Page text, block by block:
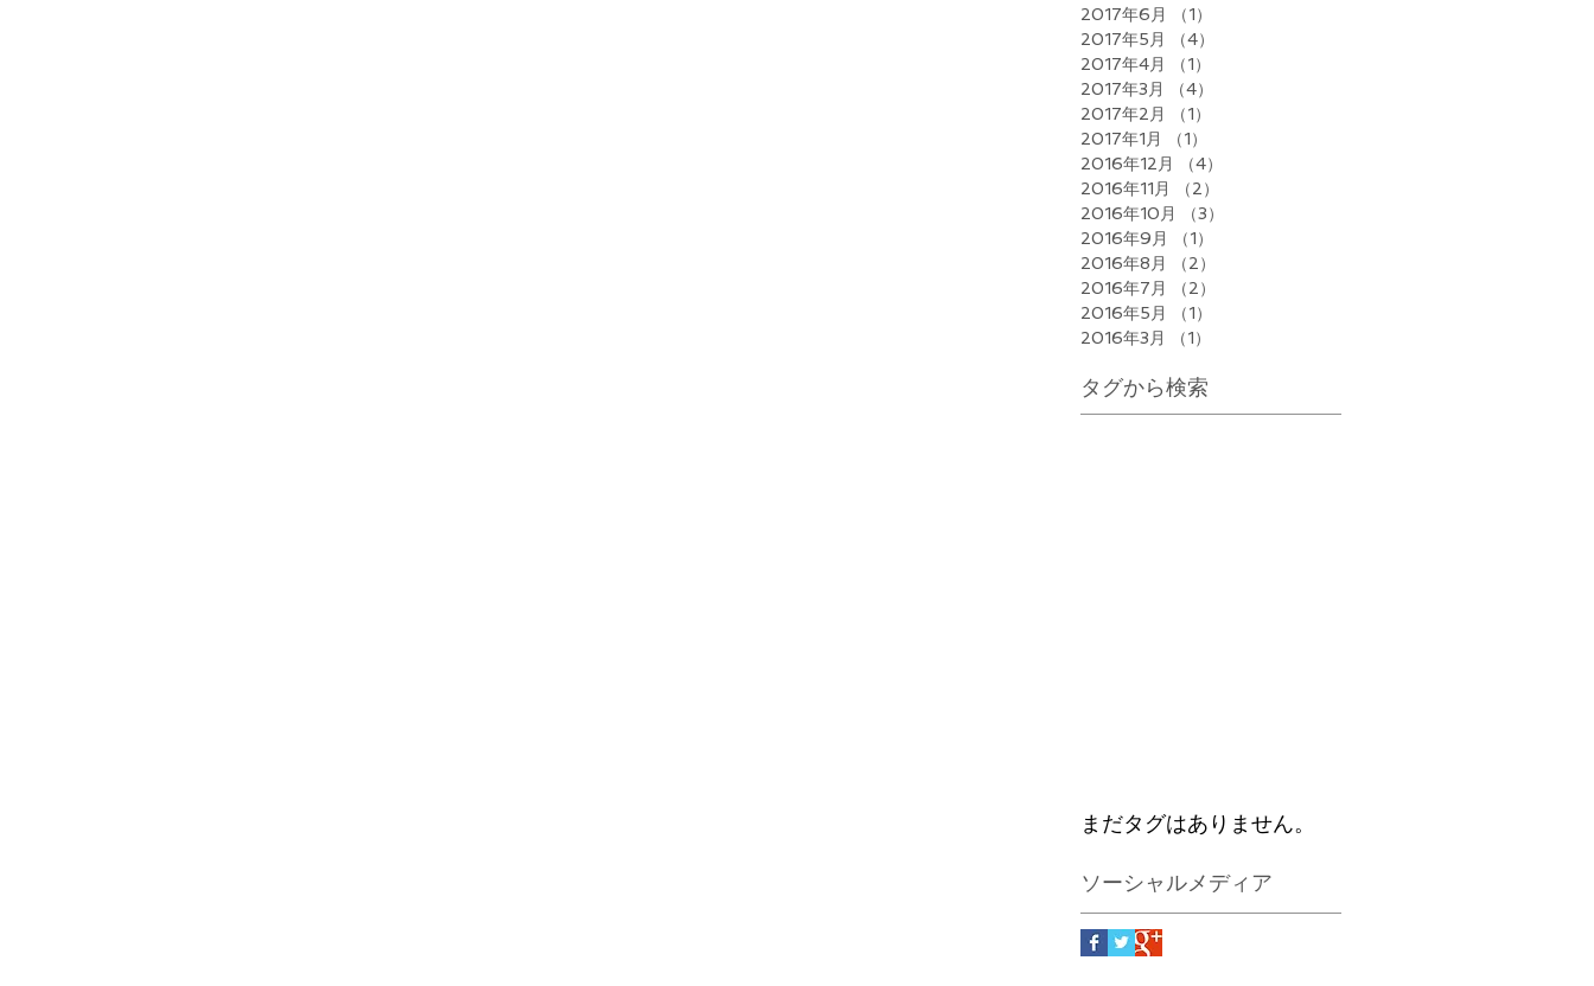
2017年6月
（1）
2017年5月
（4）
2017年4月
（1）
2017年3月
（4）
2017年2月
（1）
2017年1月
（1）
2016年12月
（4）
2016年11月
（2）
2016年10月
（3）
2016年9月
（1）
2016年8月
（2）
2016年7月
（2）
2016年5月
（1）
2016年3月
（1）
タグから検索
まだタグはありません。
ソーシャルメディア